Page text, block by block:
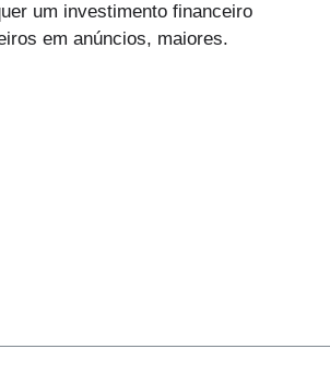
um investimento financeiro
em anúncios, maiores.